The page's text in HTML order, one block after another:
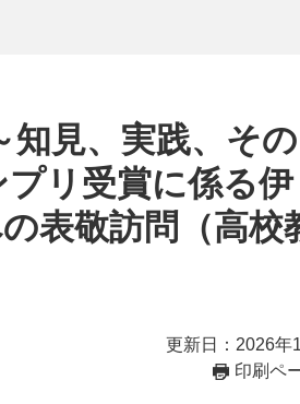
知見、実践、その
リ受賞に係る伊
表敬訪問（高校
更新日：2026年
印刷ペ